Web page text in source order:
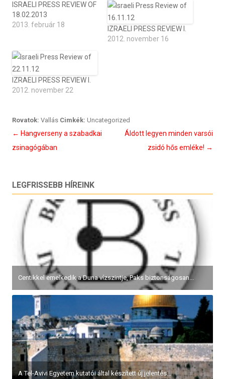
ISRAELI PRESS REVIEW OF
18.02.2013
2013. február 18
IZRAELI PRESS REVIEW I.
2012. november 16
IZRAELI PRESS REVIEW I.
2012. november 22
Rovatok: Vallás Cimkék: Uncategorized
Bejegyzés
navigáció
← Hangverseny a szabadkai
zsinagógában
Áldott legyen minden varsói
zsidó hős emléke! →
LEGFRISSEBB HÍREINK
Centikkel emelkedik a Duna vízszintje, Paks biztonságosan...
A Tel-Avivi Egyetem kutatói által készített új jelentés...